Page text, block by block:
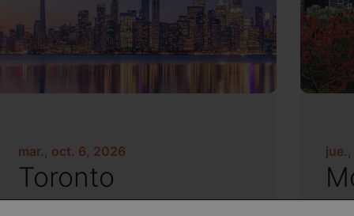
mar., oct. 6, 2026
Toronto